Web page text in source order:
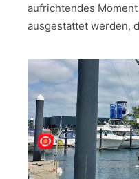
aufrichtendes
ausgestattet werden,